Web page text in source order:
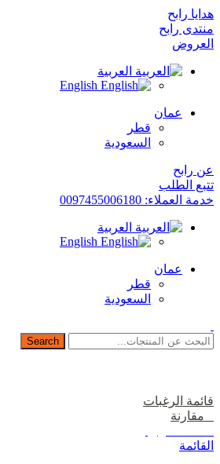
هدايا رابح
منتدى رابح
العروض
العربية
English
عمان
قطر
السعودية
عن رابح
تتبع الطلب
خدمة العملاء: 0097455006180
العربية
English
عمان
قطر
السعودية
Search
قائمة الرغبات
مقارنة
القائمة